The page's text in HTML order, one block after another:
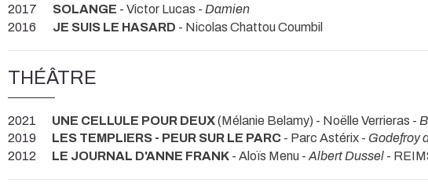
2017
SOLANGE - Victor Lucas - Damien
2016
JE SUIS LE HASARD - Nicolas Chattou Coumbil
THÉÂTRE
2021 UNE CELLULE POUR DEUX(Mélanie Belamy) - Noëlle Verrieras -
2019
LES TEMPLIERS - PEUR SUR LE PARC - Parc Astérix - Godefroy
2012
LE JOURNAL D'ANNE FRANK - Aloïs Menu - Albert Dussel -